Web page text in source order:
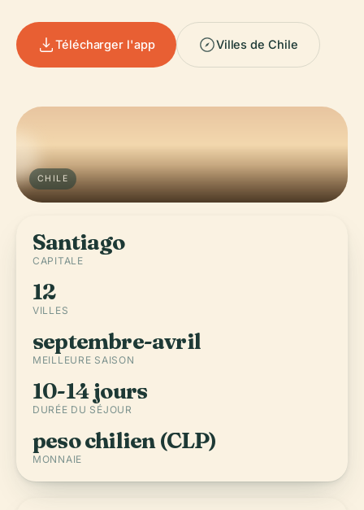
Télécharger l'app Villes de Chile
CHILE
Santiago
CAPITALE
12
VILLES
septembre-avril
MEILLEURE SAISON
10-14 jours
DURÉE DU SÉJOUR
peso chilien (CLP)
MONNAIE